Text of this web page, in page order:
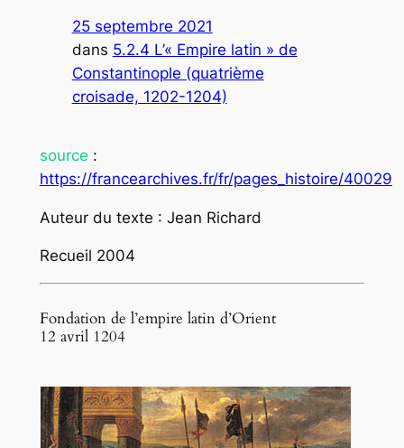
25 septembre 2021
dans 5.2.4 L’« Empire latin » de
Constantinople (quatrième
croisade, 1202-1204)
source :
https://francearchives.fr/fr/pages_histoire/40029
Auteur du texte : Jean Richard
Recueil 2004
Fondation de l’empire latin d’Orient
12 avril 1204